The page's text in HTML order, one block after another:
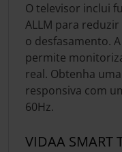
O televisor inclui
ALLM para
o desfasamento.
permite
real. Obtenha
responsiva com
60Hz.
VIDAA SMART